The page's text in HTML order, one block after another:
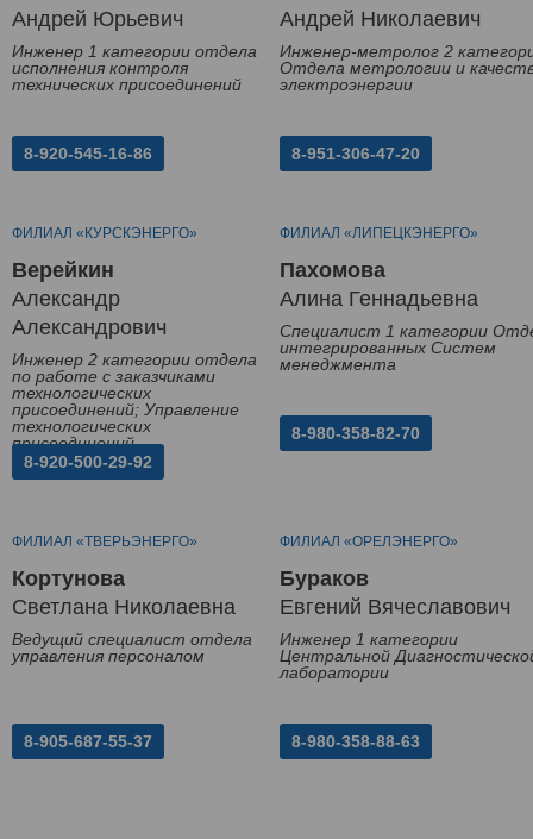
Андрей Юрьевич
Инженер 1 категории отдела
исполнения контроля
технических присоединений
8-920-545-16-86
Андрей Николаевич
Инженер-метролог 2
Отдела метрологии и
электроэнергии
8-951-306-47-20
ФИЛИАЛ «КУРСКЭНЕРГО»
Верейкин
Александр
Александрович
Инженер 2 категории отдела
по работе с заказчиками
технологических
присоединений; Управление
технологических
присоединений
8-920-500-29-92
ФИЛИАЛ «ЛИПЕЦКЭНЕРГО»
Пахомова
Алина Геннадьевна
Специалист 1 категории
интегрированных Систем
менеджмента
8-980-358-82-70
ФИЛИАЛ «ТВЕРЬЭНЕРГО»
Кортунова
Светлана Николаевна
Ведущий специалист отдела
управления персоналом
8-905-687-55-37
ФИЛИАЛ «ОРЕЛЭНЕРГО»
Бураков
Евгений Вячеславович
Инженер 1 категории
Центральной
лаборатории
8-980-358-88-63